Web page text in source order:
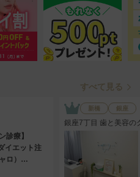
すべて見る
診療】
イエット注
ロ）
新橋 銀座
銀座7丁目 歯と美容の